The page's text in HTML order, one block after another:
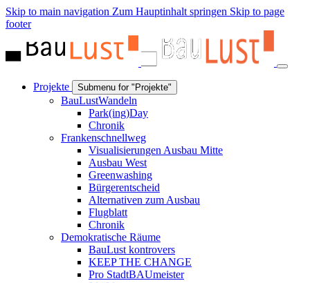
Skip to main navigation Zum Hauptinhalt springen Skip to page
footer
Projekte Submenu for "Projekte"
BauLustWandeln
Park(ing)Day
Chronik
Frankenschnellweg
Visualisierungen Ausbau Mitte
Ausbau West
Greenwashing
Bürgerentscheid
Alternativen zum Ausbau
Flugblatt
Chronik
Demokratische Räume
BauLust kontrovers
KEEP THE CHANGE
Pro StadtBAUmeister